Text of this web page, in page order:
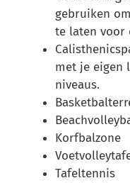
gebruiken
te laten voor
met je eigen
niveaus.
Korfbalzone
Tafeltennis